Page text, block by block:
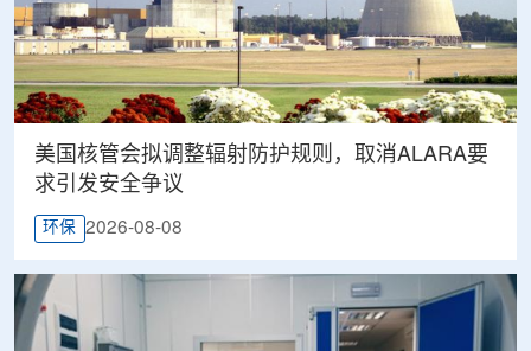
美国核管会拟调整辐射防护规则，取消ALARA要
求引发安全争议
环保 2026-08-08